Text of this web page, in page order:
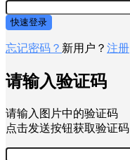
快速登录
忘记密码？ 新用户？ 注册
请输入验证码
请输入图片中的验证码
点击发送按钮获取验证码